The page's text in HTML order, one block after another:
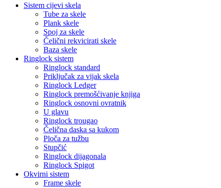
Sistem cijevi skela
Tube za skele
Plank skele
Spoj za skele
Čelični rekvicirati skele
Baza skele
Ringlock sistem
Ringlock standard
Priključak za vijak skela
Ringlock Ledger
Ringlock premošćivanje knjiga
Ringlock osnovni ovratnik
U glavu
Ringlock trougao
Čelična daska sa kukom
Ploča za tužbu
Stupčić
Ringlock dijagonala
Ringlock Spigot
Okvirni sistem
Frame skele